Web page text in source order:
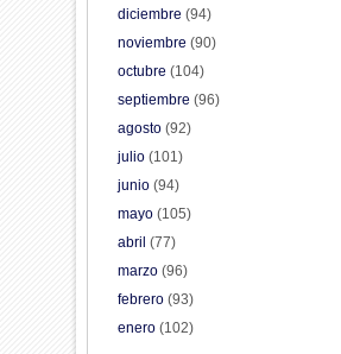
diciembre (94)
noviembre (90)
octubre (104)
septiembre (96)
agosto (92)
julio (101)
junio (94)
mayo (105)
abril (77)
marzo (96)
febrero (93)
enero (102)